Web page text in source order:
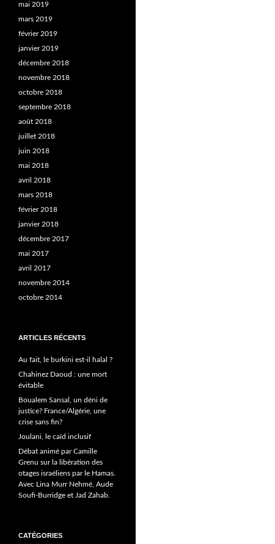
mai 2019
mars 2019
février 2019
janvier 2019
décembre 2018
novembre 2018
octobre 2018
septembre 2018
août 2018
juillet 2018
juin 2018
mai 2018
avril 2018
mars 2018
février 2018
janvier 2018
décembre 2017
mai 2017
avril 2017
novembre 2014
octobre 2014
ARTICLES RÉCENTS
Au fait, le burkini est-il halal ?
Chahinez Daoud : une mort
évitable
Boualem Sansal, un déni de
justice? France/Algérie, une
crise sans fin?
Joulani, le caïd inclusif
Débat animé par Camille
Grenu sur la libération des
otages israéliens par le Hamas.
Avec Lina Murr Nehmé, Aude
Soufi-Burridge et Jad Zahab.
CATÉGORIES